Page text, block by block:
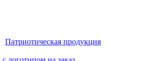
Патриотическая продукция